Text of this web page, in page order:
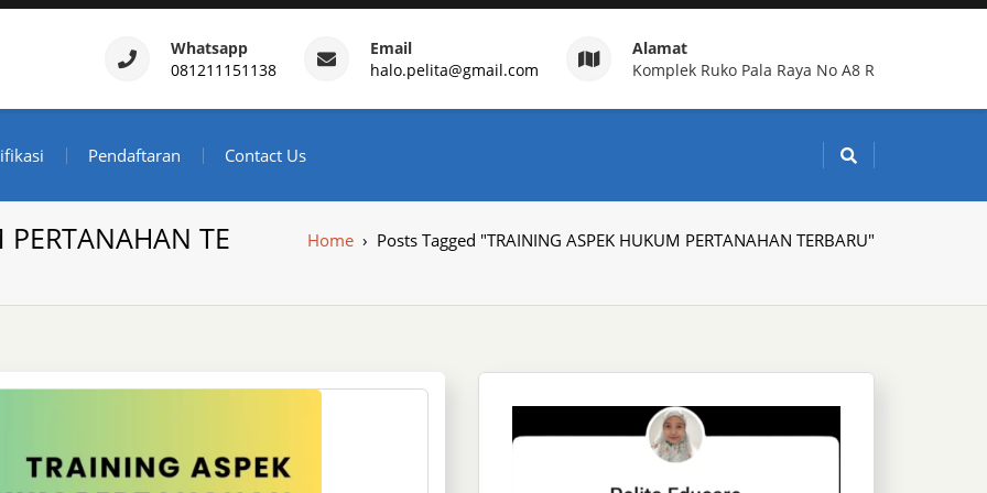
– Daftar Training Indonesia
Whatsapp
081211151138
Email
halo.pelita@gmail.com
Alamat
Komplek Ruko Pala Raya No A8 R
Pendaftaran Contact Us
TE Home › Posts Tagged "TRAINING ASPEK HUKUM PERTANAHAN TERBARU"